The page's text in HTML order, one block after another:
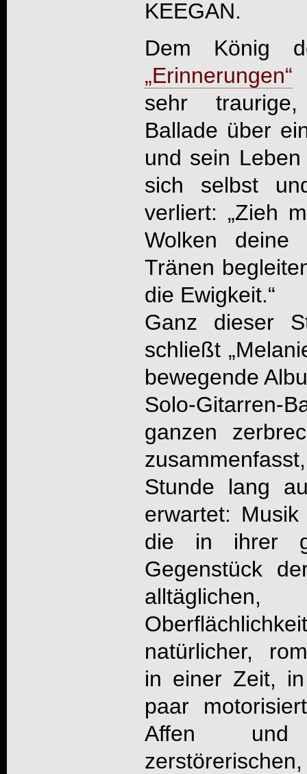
KEEGAN.
Dem König
„Erinnerungen“
sehr
Ballade über
und sein
sich selbst
verliert: „Zieh
Wolken
Tränen
die Ewigkeit.“
Ganz dieser
schließt
bewegende
Solo-Gitarren-
ganzen
Stunde lang
erwartet:
die in ihrer
Gegenstück
natürlicher,
in einer Zeit,
paar
Affen und